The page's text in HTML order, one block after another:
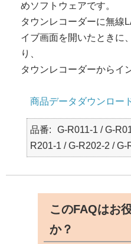
めソフトウェアです。
タウンレコーダーに無線
イブ画面を開いたときに
り、
タウンレコーダーからイ
商品データダウンロー
品番
G-R011-1 / G-
R201-1 / G-R202-2 / G-
このFAQはお
か？